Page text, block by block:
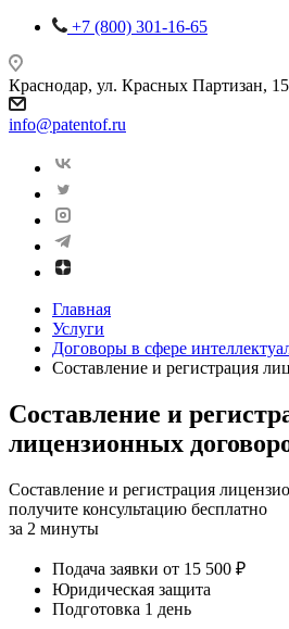
+7 (800) 301-16-65
Краснодар, ул. Красных Партизан,
info@patentof.ru
Главная
Услуги
Договоры в сфере
Составление и регистрация
Составление и
лицензионных
Составление и регистрация
получите консультацию бесплатно
за 2 минуты
Подача заявки от 15 500 ₽
Юридическая защита
Подготовка 1 день